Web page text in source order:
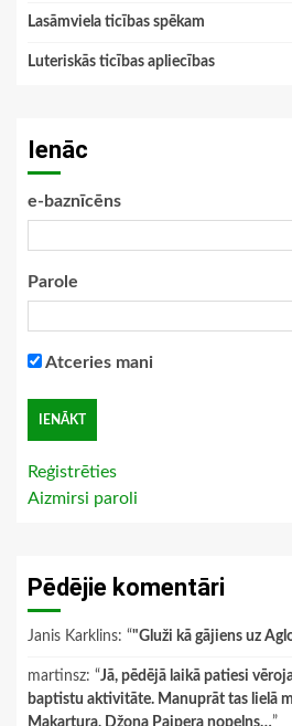
Lasāmviela ticības spēkam
Luteriskās ticības apliecības
Ienāc
e-baznīcēns
Parole
Atceries mani
Reģistrēties
Aizmirsi paroli
Pēdējie komentāri
Janis Karklins: “"Gluži kā gājiens uz
martinsz: “Jā, pēdējā laikā patiesi
baptistu aktivitāte. Manuprāt tas lielā
Makartura, Džona Paipera nopelns…”